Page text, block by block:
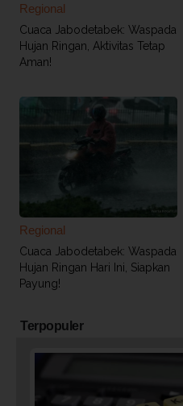
Regional
Cuaca Jabodetabek: Waspada
Hujan Ringan, Aktivitas Tetap
Aman!
Regional
Cuaca Jabodetabek: Waspada
Hujan Ringan Hari Ini, Siapkan
Payung!
Terpopuler